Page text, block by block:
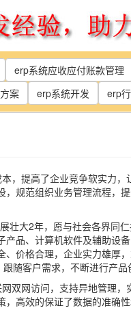
erp系统应收应付账款管理
案 erp系统开发 erp
，提高了企业竞争软实力
规范组织业务管理流程，提
大2年，愿与社会各界同
品、计算机软件及辅助设
价格合理，企业实力雄厚
随客户需求，不断进行产品
双网访问，支持异地管理
高效的保证了数据的准确